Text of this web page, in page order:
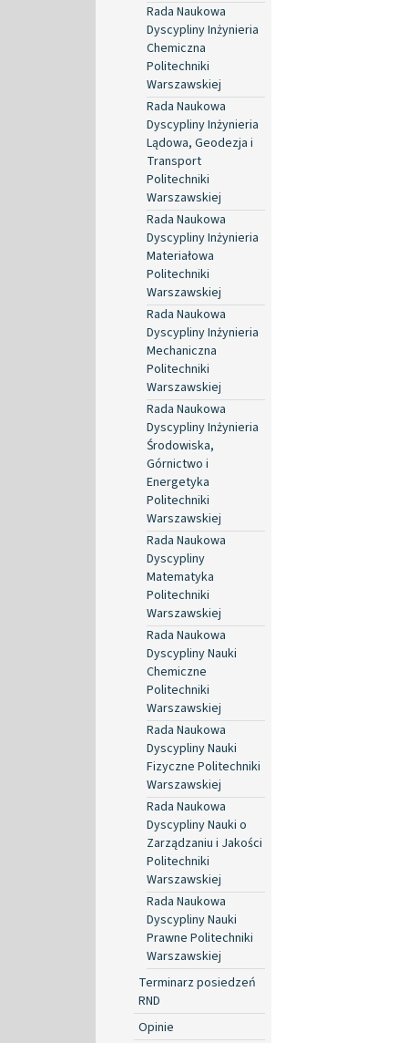
Rada Naukowa
Dyscypliny Inżynieria
Chemiczna
Politechniki
Warszawskiej
Rada Naukowa
Dyscypliny Inżynieria
Lądowa, Geodezja i
Transport
Politechniki
Warszawskiej
Rada Naukowa
Dyscypliny Inżynieria
Materiałowa
Politechniki
Warszawskiej
Rada Naukowa
Dyscypliny Inżynieria
Mechaniczna
Politechniki
Warszawskiej
Rada Naukowa
Dyscypliny Inżynieria
Środowiska,
Górnictwo i
Energetyka
Politechniki
Warszawskiej
Rada Naukowa
Dyscypliny
Matematyka
Politechniki
Warszawskiej
Rada Naukowa
Dyscypliny Nauki
Chemiczne
Politechniki
Warszawskiej
Rada Naukowa
Dyscypliny Nauki
Fizyczne Politechniki
Warszawskiej
Rada Naukowa
Dyscypliny Nauki o
Zarządzaniu i Jakości
Politechniki
Warszawskiej
Rada Naukowa
Dyscypliny Nauki
Prawne Politechniki
Warszawskiej
Terminarz posiedzeń
RND
Opinie